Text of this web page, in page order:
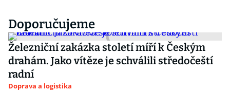
Doporučujeme
Železniční zakázka století míří k Českým
drahám. Jako vítěze je schválili středočeští
radní
Doprava a logistika